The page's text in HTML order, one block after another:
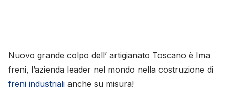
Nuovo grande colpo dell’ artigianato Toscano è Ima
freni, l’azienda leader nel mondo nella costruzione di
freni industriali anche su misura!